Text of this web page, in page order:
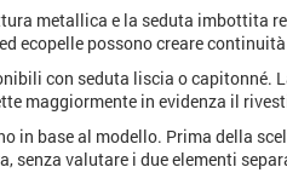
metallica e la seduta imbottita
ecopelle possono creare
con seduta liscia o capitonné.
maggiormente in evidenza il
in base al modello. Prima della
senza valutare i due elementi